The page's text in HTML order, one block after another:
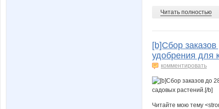
Читать полностью
[b]Сбор
удобрения для
комментировать
Читайте мою тему